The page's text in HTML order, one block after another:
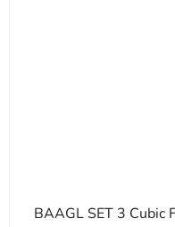
BAAGL SET 3 Cubic